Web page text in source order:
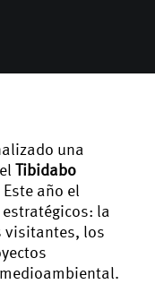
una
Tibidabo
año el
la
visitantes, los